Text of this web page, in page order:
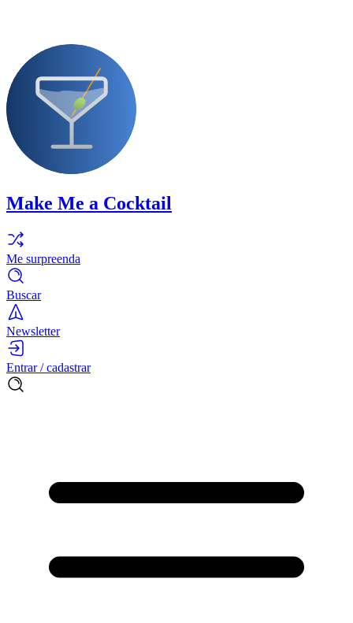
Make Me a Cocktail
Me surpreenda
Buscar
Newsletter
Entrar / cadastrar